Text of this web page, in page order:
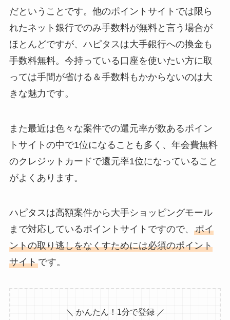
だということです。他のポイントサイトでは限ら
れたネット銀行でのみ手数料が無料と言う場合が
ほとんどですが、ハピタスは大手銀行への換金も
手数料無料。今持っている口座を使いたい方に取
っては手間が省ける＆手数料もかからないのは大
きな魅力です。
また最近は色々な案件での還元率が数あるポイン
トサイトの中で1位になることも多く、年会費無料
のクレジットカードで還元率1位になっていること
がよくあります。
ハピタスは高額案件から大手ショッピングモール
まで対応しているポイントサイトですので、 ポイ
ントの取り逃しをなくすためには必須のポイント
サイトです。
＼ かんたん！1分で登録 ／